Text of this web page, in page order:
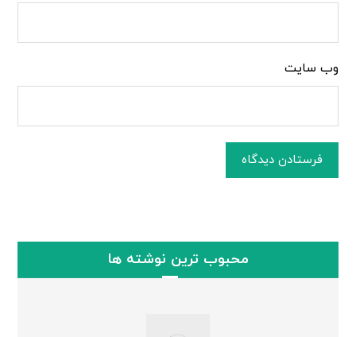
وب‌ سایت
فرستادن دیدگاه
محبوب ترین نوشته ها